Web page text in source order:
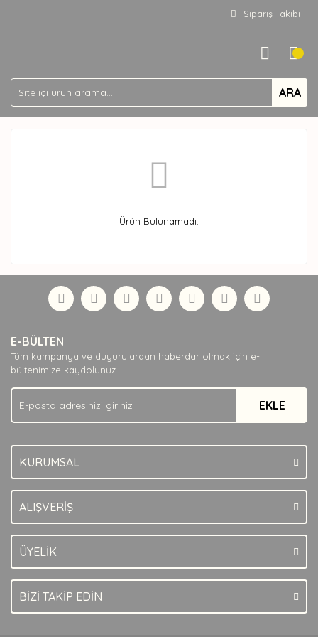
Sipariş Takibi
ARA
Ürün Bulunamadı.
E-BÜLTEN
Tüm kampanya ve duyurulardan haberdar olmak için e-
bültenimize kaydolunuz.
EKLE
KURUMSAL
ALIŞVERİŞ
ÜYELİK
BİZİ TAKİP EDİN